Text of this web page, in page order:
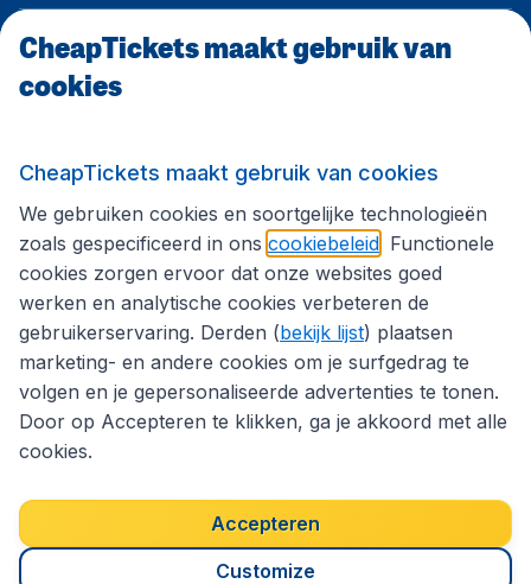
CheapTickets.be
Volg CheapTickets.be
Privacybeleid
Copyright © 2026
CheapTickets maakt gebruik van
cookies
CheapTickets maakt gebruik van cookies
We gebruiken cookies en soortgelijke technologieën
zoals gespecificeerd in ons cookiebeleid . Functionele
cookies zorgen ervoor dat onze websites goed
werken en analytische cookies verbeteren de
gebruikerservaring. Derden (bekijk lijst) plaatsen
marketing- en andere cookies om je surfgedrag te
volgen en je gepersonaliseerde advertenties te tonen.
Door op Accepteren te klikken, ga je akkoord met alle
cookies.
Accepteren
Customize